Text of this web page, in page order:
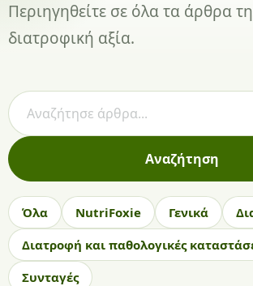
Περιηγηθείτε σε όλα τα άρθρα
διατροφική αξία.
Αναζήτηση άρθρων
Αναζήτηση
Όλα NutriFoxie Γενικά
Διατροφή και παθολογικές
Συνταγές